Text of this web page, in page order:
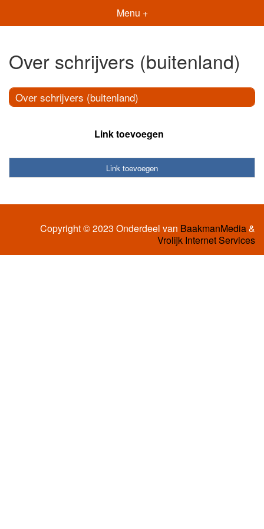
Menu +
Over schrijvers (buitenland)
Over schrijvers (buitenland)
Link toevoegen
Link toevoegen
Copyright © 2023 Onderdeel van BaakmanMedia&
Vrolijk Internet Services